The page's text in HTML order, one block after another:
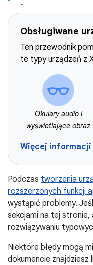
Obsługiwane
Ten przewodnik
te typy urządzeń z
Okulary audio i
wyświetlające obraz
Więcej informacji
Podczas tworzenia
rozszerzonych funkcji
wystąpić problemy.
sekcjami na tej stronie,
rozwiązywaniu
Niektóre błędy mogą
dokumencie